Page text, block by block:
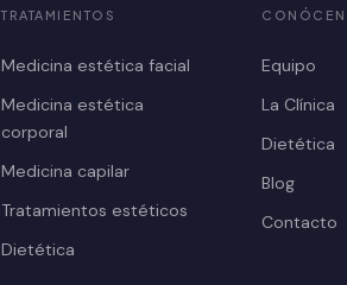
TRATAMIENTOS
Medicina estética facial
Medicina estética
corporal
Medicina capilar
Tratamientos estéticos
Dietética
Equipo
La Clínica
Dietética
Blog
Contacto